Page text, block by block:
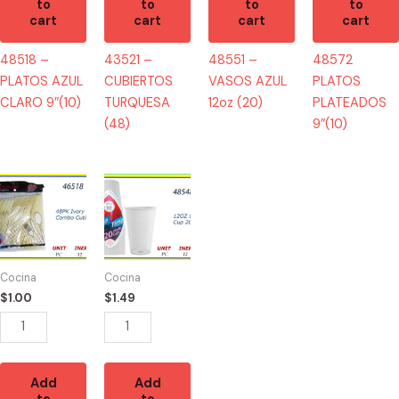
to
cart
48518 –
PLATOS AZUL
CLARO 9″(10)
to
cart
43521 –
CUBIERTOS
TURQUESA
(48)
to
cart
48551 –
VASOS AZUL
12oz (20)
to
cart
48572
PLATOS
PLATEADOS
9″(10)
Cocina
$1.00
43518
-
CUBIERTOS
COMBO
IVORY
(48)
quantity
Add
Cocina
$1.49
48548
-
VASOS
CLEAR
12oz
(20)
quantity
Add